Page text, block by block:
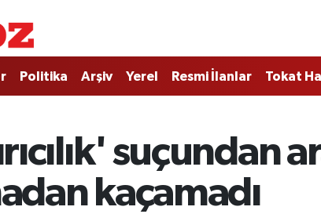
Politika Arşiv Yerel Resmi İlanlar Tokat
suçundan
kaçamadı